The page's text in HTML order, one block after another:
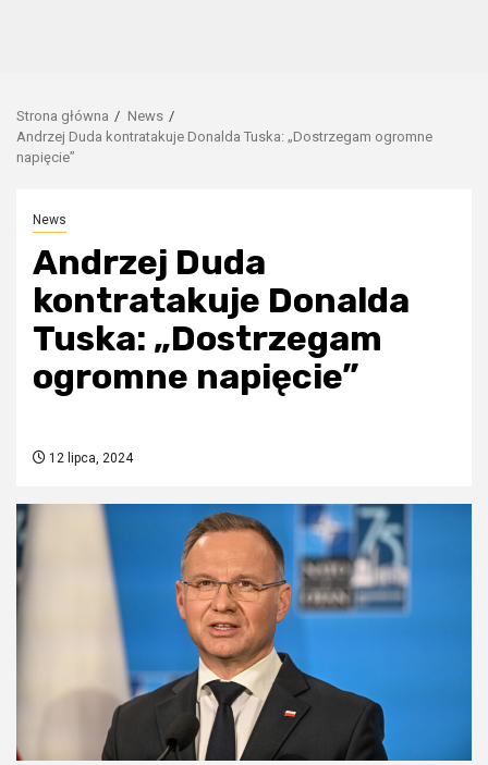
Strona główna
News
Andrzej Duda kontratakuje Donalda Tuska: „Dostrzegam ogromne
napięcie”
News
Andrzej Duda
kontratakuje Donalda
Tuska: „Dostrzegam
ogromne napięcie”
12 lipca, 2024